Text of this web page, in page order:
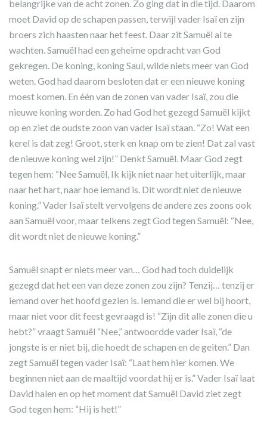
belangrijke van de acht zonen. Zo ging dat in die tijd. Daarom
moet David op de schapen passen, terwijl vader Isaï en zijn
broers zich haasten naar het feest. Daar zit Samuël al te
wachten. Samuël had een geheime opdracht van God
gekregen. De koning, koning Saul, wilde niets meer van God
weten. God had daarom besloten dat er een nieuwe koning
moest komen. En één van de zonen van vader Isaï, zou die
nieuwe koning worden. Zo had God het gezegd Samuël kijkt
op en ziet de oudste zoon van vader Isaï staan. “Zo! Wat een
kerel is dat zeg! Groot, sterk en knap om te zien! Dat zal vast
de nieuwe koning wel zijn!” Denkt Samuël. Maar God zegt
tegen hem: “Nee Samuël, Ik kijk niet naar het uiterlijk, maar
naar het hart, naar hoe iemand is. Dit wordt niet de nieuwe
koning.” Vader Isaï stelt vervolgens de andere zes zoons ook
aan Samuël voor, maar telkens zegt God tegen Samuël: “Nee,
dit wordt niet de nieuwe koning.”
Samuël snapt er niets meer van… God had toch duidelijk
gezegd dat het een van deze zonen zou zijn? Tenzij… tenzij er
iemand over het hoofd gezien is. Iemand die er wel bij hoort,
maar niet voor dit feest gevraagd is! “Zijn dit alle zonen die u
hebt?” vraagt Samuël “Nee,” antwoordde vader Isaï, “de
jongste is er niet bij, die hoedt de schapen en de geiten.” Dan
zegt Samuël tegen vader Isaï: “Laat hem hier komen. We
beginnen niet aan de maaltijd voordat hij er is.” Vader Isaï laat
David halen en op het moment dat Samuël David ziet zegt
God tegen hem: “Hij is het!”